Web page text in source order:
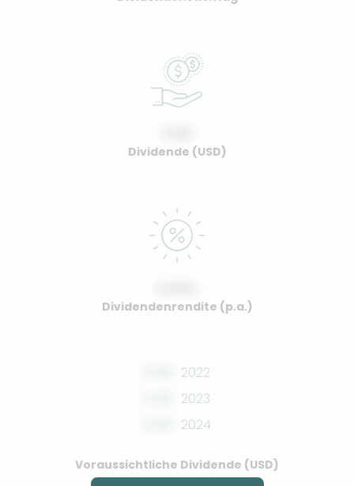
Dividende (USD)
Dividendenrendite (p.a.)
2022
2023
2024
Voraussichtliche Dividende (USD)